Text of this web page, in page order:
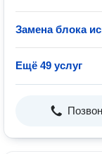
Замена блока
Ещё 49 услуг